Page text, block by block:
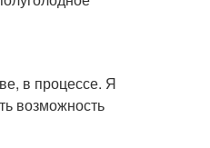
в процессе. Я
возможность